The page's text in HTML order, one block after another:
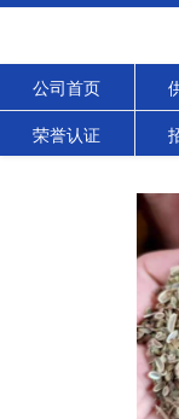
公司首页
荣誉认证